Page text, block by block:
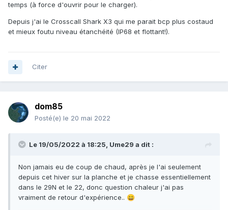
temps (à force d'ouvrir pour le charger).
Depuis j'ai le Crosscall Shark X3 qui me parait bcp plus costaud
et mieux foutu niveau étanchéité (IP68 et flottant!).
Citer
dom85
Posté(e) le 20 mai 2022
Le 19/05/2022 à 18:25, Ume29 a dit :
Non jamais eu de coup de chaud, après je l'ai seulement
depuis cet hiver sur la planche et je chasse essentiellement
dans le 29N et le 22, donc question chaleur j'ai pas
vraiment de retour d'expérience.. 😄